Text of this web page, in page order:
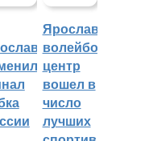
Ярославский
волейбольный
центр
вошел в
число
лучших